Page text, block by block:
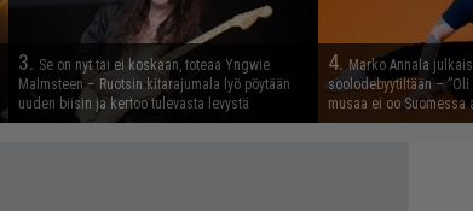
3. Se on nyt tai ei koskaan, toteaa Yngwie
Malmsteen – Ruotsin kitarajumala lyö pöytään
uuden biisin ja kertoo tulevasta levystä
4. Marko Annala
soolodebyytiltään –
musaa ei oo Suomessa